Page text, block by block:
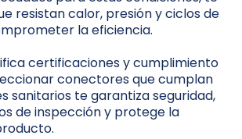
resistan calor, presión y ciclos de
la eficiencia.
certificaciones y cumplimiento
conectores que cumplan
sanitarios te garantiza seguridad,
de inspección y protege la